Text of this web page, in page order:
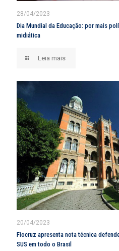
28/04/2023
Dia Mundial da Educação: por mais
midiática
Leia mais
20/04/2023
Fiocruz apresenta nota técnica
SUS em todo o Brasil